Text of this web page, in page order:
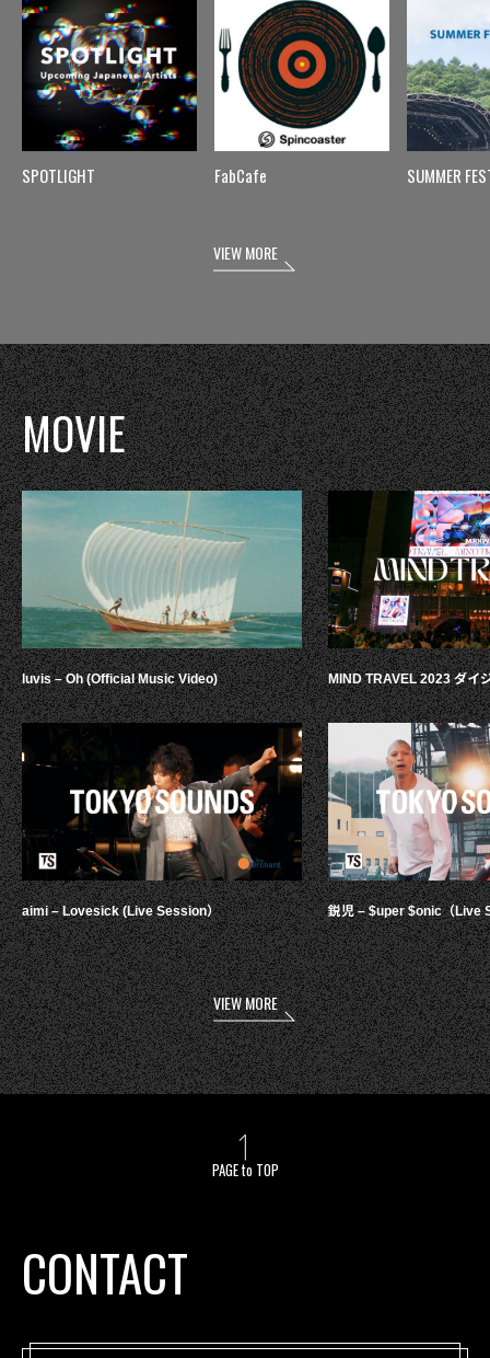
SPOTLIGHT FabCafe SUMMER
VIEW MORE
MOVIE
luvis – Oh (Official Music Video)
aimi – Lovesick (Live Session）
MIND TRAVEL 2023 ダイ
鋭児 – $uper $onic（Live
VIEW MORE
PAGE to TOP
CONTACT